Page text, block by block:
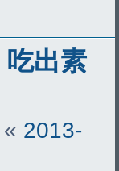
出素
« 2013-